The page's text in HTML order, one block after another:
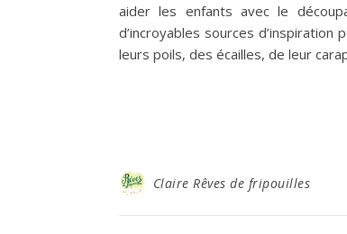
aider les enfants avec le
d’incroyables sources
leurs poils, des écailles, de leur
Claire Rêves de fripouilles